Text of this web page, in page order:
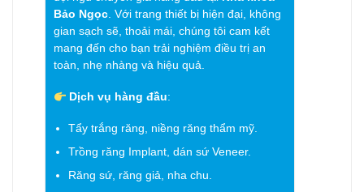
Bảo Ngọc. Với trang thiết bị hiện đại, không
gian sạch sẽ, thoải mái, chúng tôi cam kết
mang đến cho bạn trải nghiệm điều trị an
toàn, nhẹ nhàng và hiệu quả.
Dịch vụ hàng đầu:
Tẩy trắng răng, niềng răng thẩm mỹ.
Trồng răng Implant, dán sứ Veneer.
Răng sứ, răng giả, nha chu.